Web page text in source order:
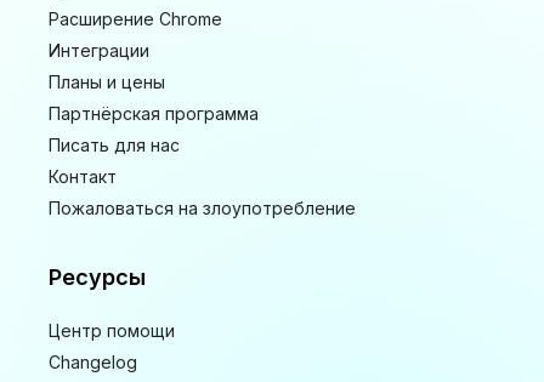
Расширение Chrome
Интеграции
Планы и цены
Партнёрская программа
Писать для нас
Контакт
Пожаловаться на злоупотребление
Ресурсы
Центр помощи
Changelog